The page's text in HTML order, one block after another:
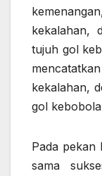
kekalahan,
tujuh gol
kekalahan,
gol
Pada pekan
sama